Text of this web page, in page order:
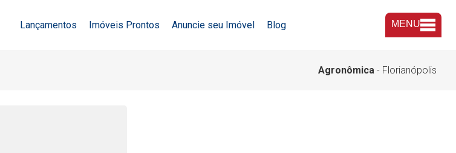
Lançamentos Imóveis Prontos Anuncie seu Imóvel Blog MENU
Agronômica - Florianópolis